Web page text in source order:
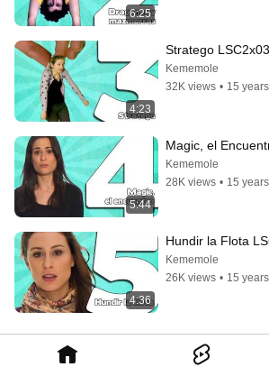
6:25
4:23
Stratego LSC2x03
Kememole
32K views • 15
5:44
Magic, el
Kememole
28K views • 15
4:36
Hundir la Flota
Kememole
26K views • 15